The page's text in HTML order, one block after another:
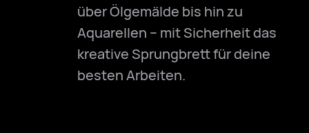
über Ölgemälde bis hin zu
Aquarellen – mit Sicherheit das
kreative Sprungbrett für deine
besten Arbeiten.